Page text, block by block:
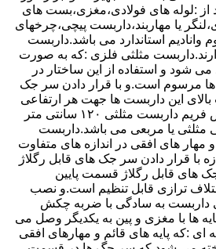
از :لوله های فولادی،مغزی،بست های
یا مهاربند،داربست پیچی،چرخهای
وانادیم استاندارد می باشد.داربست
مثلثی فلزی :که به صورت
شود و استفاده از این ساختار در
ها مرسوم است.و با قرار دادن سر جک
این داربست ها جهت هر ارتفاعی
قابل تنظیم می باشد.عرض فریم داربست مثلثی ۱۲۰ سانتی متر
مثلثی یا مربعی می باشد.داربست
های افقی در اندازه های متفاوت
با قرار دادن سر جک های قابل رگلاژ
های قابل رگلاژ قسمت پایین
ترازی قابل تنظیم است.و نصب
داربست به سادگی با ضربه چکش
ها با مغزی و پین به یکدیگر وصل می
:که پایه های قائم و مهارهای افقی